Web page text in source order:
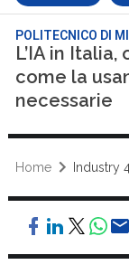
POLITECNICO DI
L’IA in
come la
necessarie
Home Industry